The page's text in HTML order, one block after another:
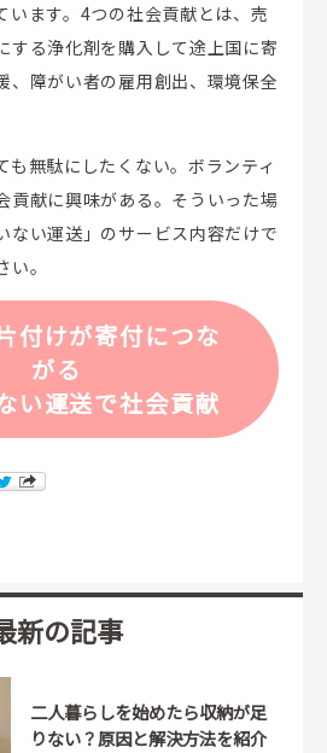
います。4つの社会貢献とは、売
する浄化剤を購入して途上国に寄
、障がい者の雇用創出、環境保全
も無駄にしたくない。ボランティ
貢献に興味がある。そういった場
ない運送」のサービス内容だけで
。
付けが寄付につな
がる
い運送で社会貢献
新の記事
二人暮らしを始めたら収納が足
りない？原因と解決方法を紹介